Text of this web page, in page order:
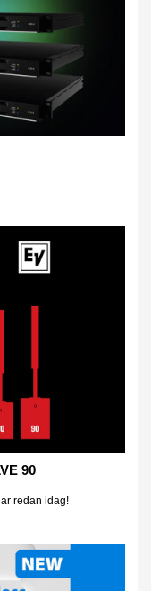
90
redan idag!